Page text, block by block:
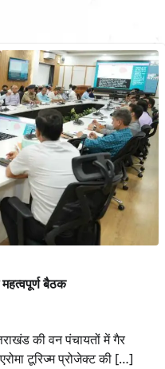
बैठक
की वन पंचायतों में गैर
टूरिज्म प्रोजेक्ट की […]